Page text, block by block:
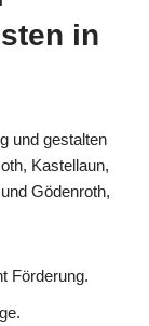
in
und gestalten
Kastellaun,
Gödenroth,
Förderung.